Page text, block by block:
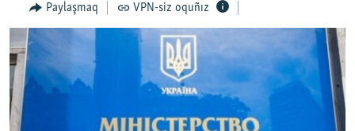
VİDEO
SÜRET
BLOGLAR
FİKİR
Paylaşmaq VPN-siz oquñız